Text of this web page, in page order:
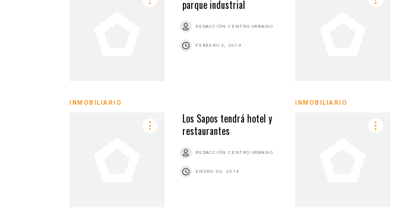
parque industrial
REDACCIÓN CENTRO URBANO
FEBRERO 3, 2014
INMOBILIARIO
Los Sapos tendrá hotel y
restaurantes
REDACCIÓN CENTRO URBANO
ENERO 30, 2014
INMOBILIARIO